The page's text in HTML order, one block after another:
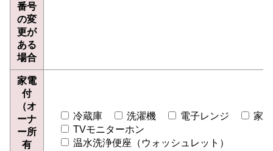
番号
の変
更が
ある
場合
家電
付
（オ
ーナ
ー所
有
冷蔵庫 洗濯機 電子レンジ
家
TVモニターホン
温水洗浄便座（ウォッシュレット）